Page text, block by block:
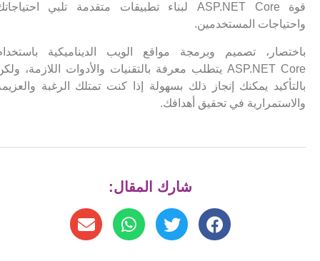
قوة ASP.NET Core لبناء تطبيقات متقدمة تلبي احتياجاتك
واحتياجات المستخدمين.
باختصار، تصميم وبرمجة مواقع الويب الديناميكية باستخدام
ASP.NET Core يتطلب معرفة بالتقنيات والأدوات اللازمة، ولكن
بالتأكيد يمكنك إنجاز ذلك بسهولة إذا كنت تمتلك الرغبة والعزيمة
والاستمرارية في تحقيق أهدافك.
شارك المقال: